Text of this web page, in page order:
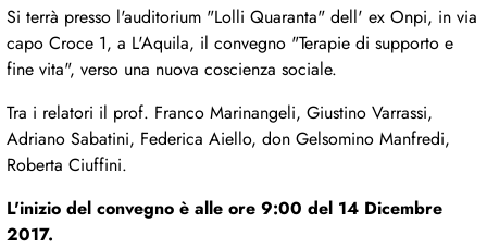
Si terrà presso l'auditorium "Lolli Quaranta" dell' ex Onpi, in via
capo Croce 1, a L'Aquila, il convegno "Terapie di supporto e
fine vita", verso una nuova coscienza sociale.
Tra i relatori il prof. Franco Marinangeli, Giustino Varrassi,
Adriano Sabatini, Federica Aiello, don Gelsomino Manfredi,
Roberta Ciuffini.
L'inizio del convegno è alle ore 9:00 del 14 Dicembre
2017.